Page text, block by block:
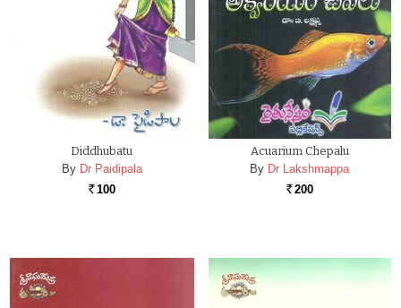
Diddhubatu
By Dr Paidipala
Rs. 100
Acuarium Chepalu
By Dr Lakshmappa
Rs. 200